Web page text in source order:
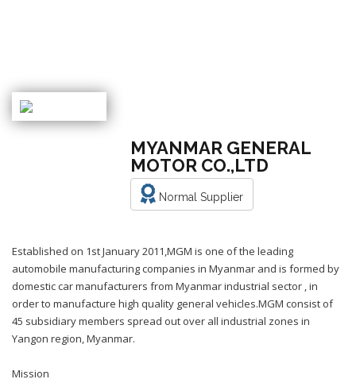
MYANMAR GENERAL
MOTOR CO.,LTD
Normal Supplier
Established on 1st January 2011,MGM is one of the leading
automobile manufacturing companies in Myanmar and is formed by
domestic car manufacturers from Myanmar industrial sector , in
order to manufacture high quality general vehicles.MGM consist of
45 subsidiary members spread out over all industrial zones in
Yangon region, Myanmar.
Mission